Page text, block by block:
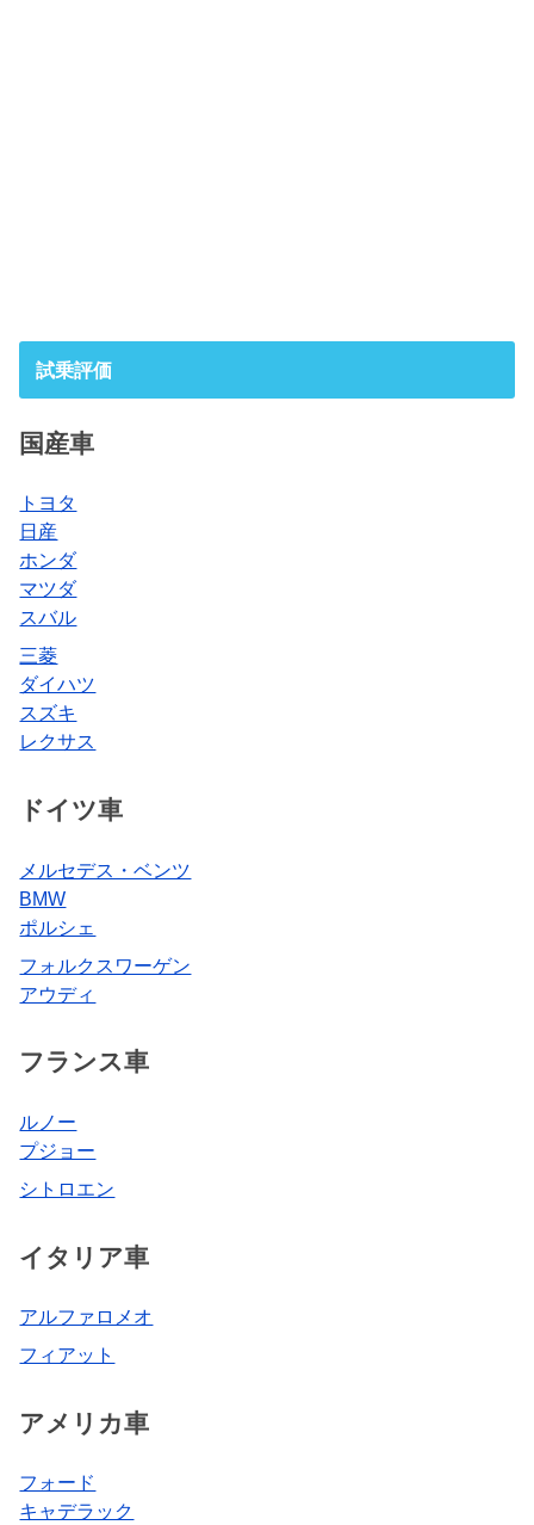
試乗評価
国産車
トヨタ
日産
ホンダ
マツダ
スバル
三菱
ダイハツ
スズキ
レクサス
ドイツ車
メルセデス・ベンツ
BMW
ポルシェ
フォルクスワーゲン
アウディ
フランス車
ルノー
プジョー
シトロエン
イタリア車
アルファロメオ
フィアット
アメリカ車
フォード
キャデラック